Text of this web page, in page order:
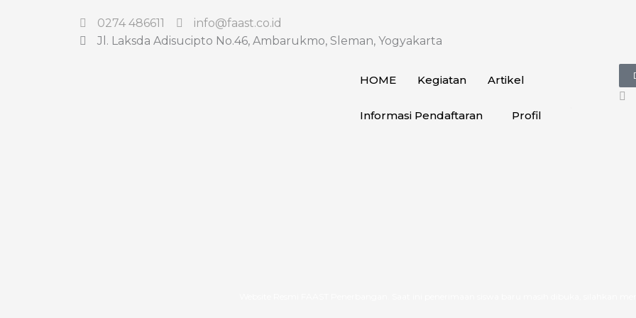
0274 486611
info@faast.co.id
Jl. Laksda Adisucipto No.46, Ambarukmo, Sleman, Yogyakarta
HOME Kegiatan Artikel
Informasi Pendaftaran Profil